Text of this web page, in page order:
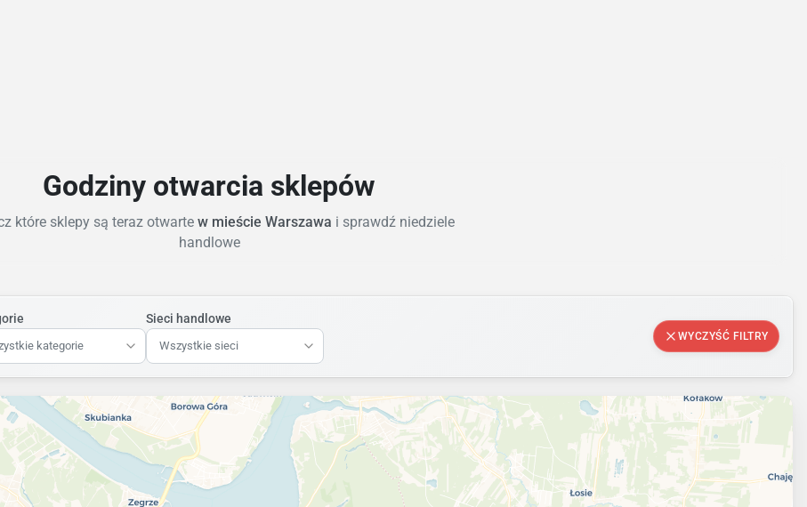
Godziny otwarcia sklepów
które sklepy są teraz otwartew mieście Warszawa i sprawdź niedziele
handlowe
kategorie
Sieci handlowe
Wszystkie sieci
WYCZYŚĆ FILTRY